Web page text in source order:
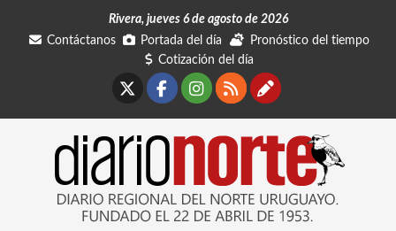
Rivera, jueves 6 de agosto de 2026
Contáctanos
Portada del día
Pronóstico del tiempo
Cotización del día
Facebook
Instagram
RSSContáctanos